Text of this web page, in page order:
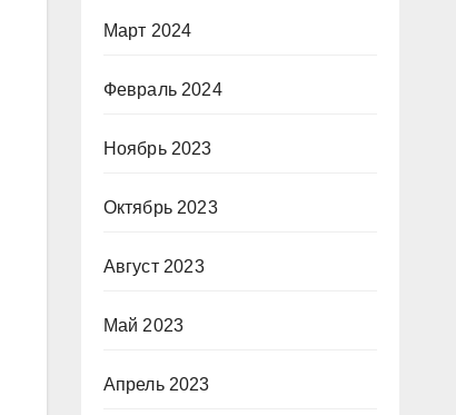
Март 2024
Февраль 2024
Ноябрь 2023
Октябрь 2023
Август 2023
Май 2023
Апрель 2023